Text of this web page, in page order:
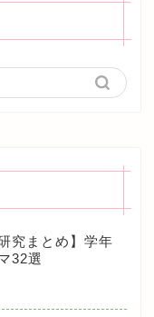
究まとめ】学年
32選